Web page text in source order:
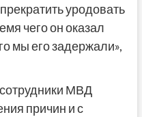
уродовать
чего он оказал
мы его задержали»,
МВД
причин и с